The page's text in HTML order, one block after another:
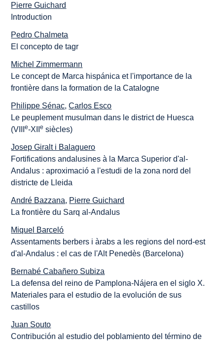
Pierre Guichard
Introduction
Pedro Chalmeta
El concepto de tagr
Michel Zimmermann
Le concept de Marca hispánica et l'importance de la
frontière dans la formation de la Catalogne
Philippe Sénac,Carlos Esco
Le peuplement musulman dans le district de Huesca
(VIIIe-XIIe siècles)
Josep Giralt i Balaguero
Fortifications andalusines à la Marca Superior d'al-
Andalus : aproximació a l'estudi de la zona nord del
districte de Lleida
André Bazzana, Pierre Guichard
La frontière du Sarq al-Andalus
Miquel Barceló
Assentaments berbers i àrabs a les regions del nord-est
d'al-Andalus : el cas de l'Alt Penedès (Barcelona)
Bernabé Cabañero Subiza
La defensa del reino de Pamplona-Nájera en el siglo X.
Materiales para el estudio de la evolución de sus
castillos
Juan Souto
Contribución al estudio del poblamiento del término de